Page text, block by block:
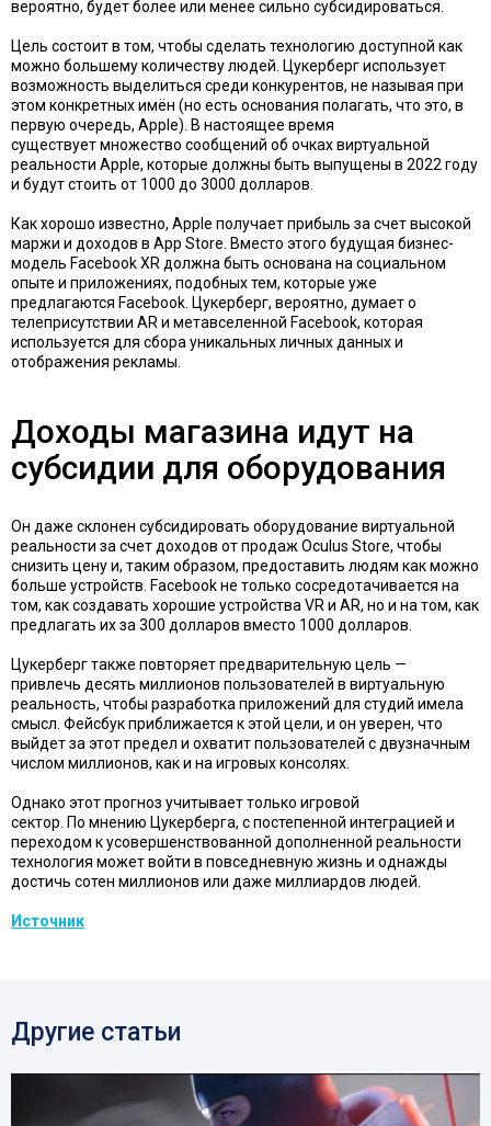
вероятно, будет более или менее сильно субсидироваться.
Цель состоит в том, чтобы сделать технологию доступной как
можно большему количеству людей. Цукерберг использует
возможность выделиться среди конкурентов, не называя при
этом конкретных имён (но есть основания полагать, что это, в
первую очередь, Apple). В настоящее время
существуетмножество сообщений об очках виртуальной
реальности Apple, которые должны быть выпущены в 2022 году
и будут стоить от 1000 до 3000 долларов.
Как хорошо известно, Apple получает прибыль за счет высокой
маржи и доходов в App Store. Вместо этого будущая бизнес-
модель Facebook XR должна быть основана на социальном
опыте и приложениях, подобных тем, которые уже
предлагаются Facebook. Цукерберг, вероятно, думает о
телеприсутствии AR и метавселенной Facebook, которая
используется для сбора уникальных личных данных и
отображения рекламы.
Доходы магазина идут на
субсидии для оборудования
Он даже склонен субсидировать оборудование виртуальной
реальности за счет доходов от продаж Oculus Store, чтобы
снизить цену и, таким образом, предоставить людям как можно
больше устройств. Facebook не только сосредотачивается на
том, как создавать хорошие устройства VR и AR, но и на том, как
предлагать их за 300 долларов вместо 1000 долларов.
Цукерберг также повторяетпредварительную цель —
привлечь десять миллионов пользователей в виртуальную
реальность, чтобы разработка приложений для студий имела
смысл. Фейсбук приближается к этой цели, и он уверен, что
выйдет за этот предел и охватит пользователей с двузначным
числом миллионов, как и на игровых консолях.
Однако этот прогноз учитывает только игровой
сектор. По мнению Цукерберга, с постепенной интеграцией и
переходом к усовершенствованной дополненной реальности
технология может войти в повседневную жизнь и однажды
достичь сотен миллионов или даже миллиардов людей.
Источник
Другие статьи